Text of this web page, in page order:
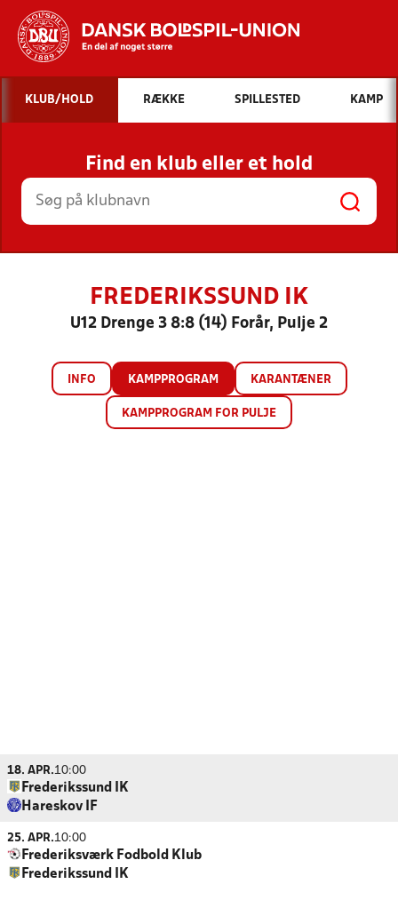
Hvad vil du søge efter?
INDHOLD OG NYHEDER
STILLINGER, RESULTATER, KLUBBER OG
HOLD
KLUB/HOLD RÆKKE SPILLESTED KAMP
Find en klub eller et hold
FREDERIKSSUND IK
U12 Drenge 3 8:8 (14) Forår, Pulje 2
INFO KAMPPROGRAM KARANTÆNER
KAMPPROGRAM FOR PULJE
18. APR.10:00
Frederikssund IK
Hareskov IF
25. APR.10:00
Frederiksværk Fodbold Klub
Frederikssund IK